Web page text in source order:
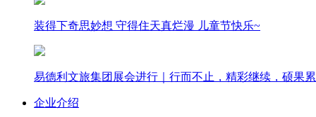
装得下奇思妙想 守得住天真烂漫 儿童节快乐~
易德利文旅集团展会进行｜行而不止，精彩继续，硕果
企业介绍